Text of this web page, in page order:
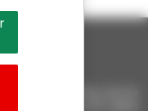
ricevi le
questo dal tuo PC, tablet